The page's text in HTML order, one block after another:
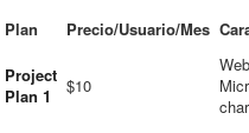
Plan Precio/Usuario/Mes
Project
Plan 1
$10